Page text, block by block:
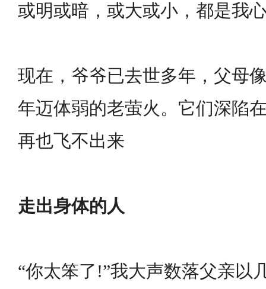
或明或暗，或大或小，都是我
现在，爷爷已去世多年，父母
年迈体弱的老萤火。它们深陷
再也飞不出来
走出身体的人
“你太笨了!”我大声数落父亲以